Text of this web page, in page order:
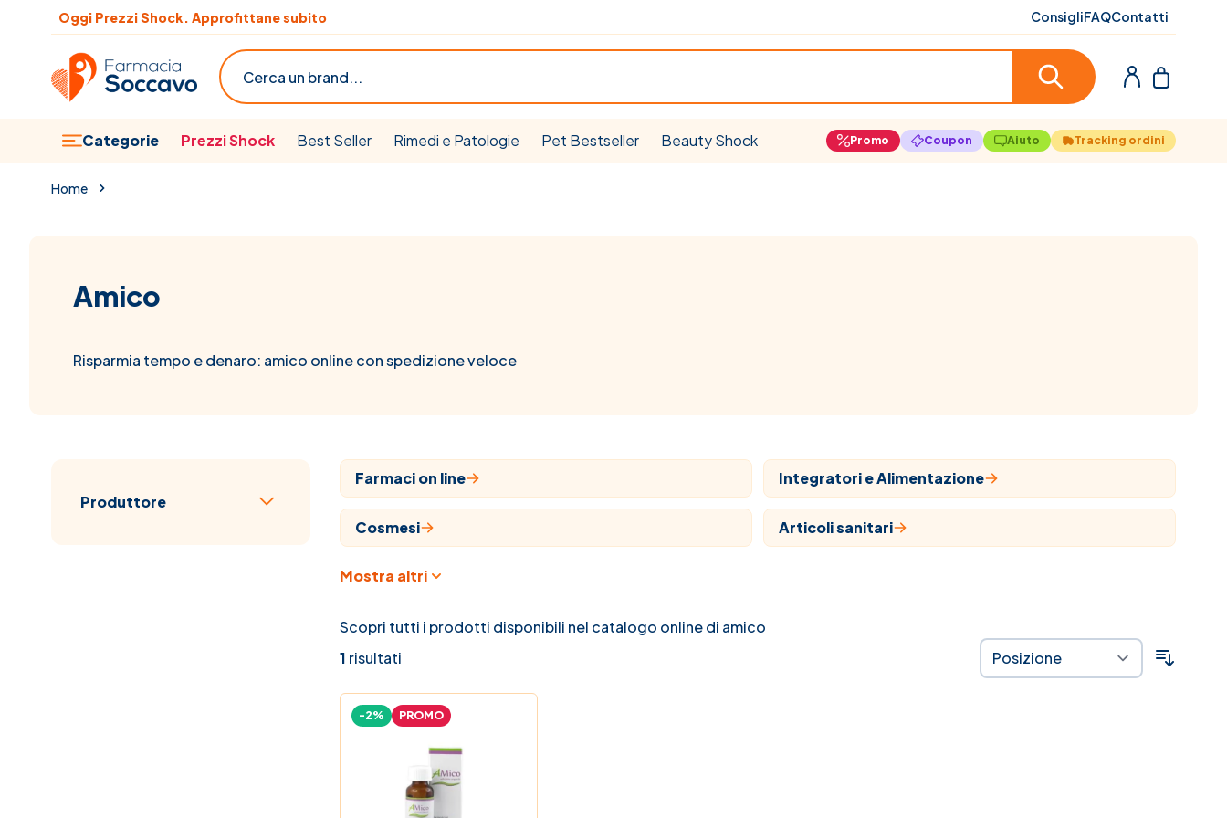
Salta al contenuto
Oggi Prezzi Shock. Approfittane subito
Scopri le offerte del mese
ConsigliFAQContatti
Categorie Prezzi Shock Best Seller Rimedi e Patologie Pet Bestseller Beauty Shock Promo Coupon Aiuto Tracking ordini
Cerca
Home
Amico
Risparmia tempo e denaro: amico online con spedizione veloce
Passa all'elenco prodotti
Produttore
Farmaci on line Integratori e Alimentazione
Cosmesi Articoli sanitari
Veterinaria
Veterinari
Vitamina C
Elenco Farmaci
Mostra altri
Scopri tutti i prodotti disponibili nel catalogo online di amico
1 risultati
-2% PROMO